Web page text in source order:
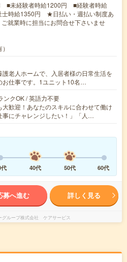
■未経験者時給1200円 ■経験者時給
時給1350円 ★日払い・週払い制度あ
就業時に担当にお問合せ下さいませ
老人ホームで、入居者様の日常生活を
お仕事です。1ユニット10名…
ンクOK / 英語力不要
大歓迎！あなたのスキルに合わせて働け
にチャレンジしたい！」「人…
40代 50代 60代
募へ進む 詳しく見る
グループ株式会社 ケアサービス